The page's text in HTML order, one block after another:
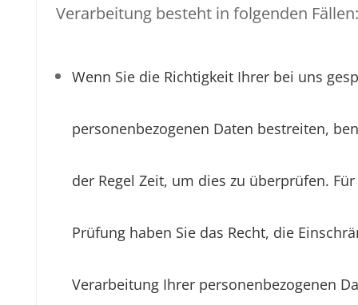
Verarbeitung besteht in folgenden Fällen:
Wenn Sie die Richtigkeit Ihrer bei uns
personenbezogenen Daten bestreiten,
der Regel Zeit, um dies zu überprüfen.
Prüfung haben Sie das Recht, die
Verarbeitung Ihrer personenbezogenen